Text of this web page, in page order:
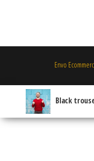
Envo
Black